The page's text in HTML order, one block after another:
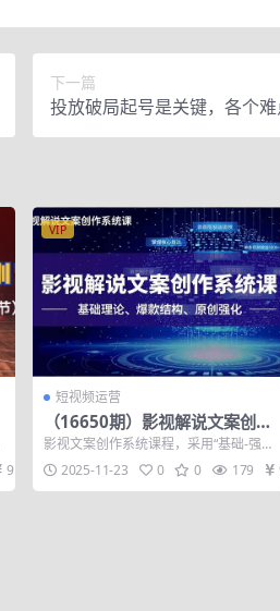
下一篇
投放破局起号是关键，各个
起号
9.9
VIP
短视频运营
（16650期）影视解说文案创作
系统课，基础理论、爆款结构、
原创强化，掌握核心技法，单条
视频收益5000+
影视文案创作系统课程，采用“基础-强
化-进阶”三阶教学体系。课程从文案创作
心态、...
2025-11-23 0 0 179